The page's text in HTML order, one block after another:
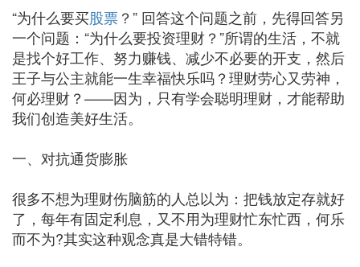
“为什么要买股票？” 回答这个问题之前，先得回答另
一个问题：“为什么要投资理财？”所谓的生活，不就
是找个好工作、努力赚钱、减少不必要的开支，然后
王子与公主就能一生幸福快乐吗？理财劳心又劳神，
何必理财？——因为，只有学会聪明理财，才能帮助
我们创造美好生活。
一、对抗通货膨胀
很多不想为理财伤脑筋的人总以为：把钱放定存就好
了，每年有固定利息，又不用为理财忙东忙西，何乐
而不为?其实这种观念真是大错特错。